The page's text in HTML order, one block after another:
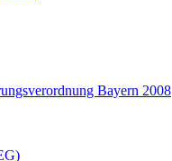
Bayern 2008